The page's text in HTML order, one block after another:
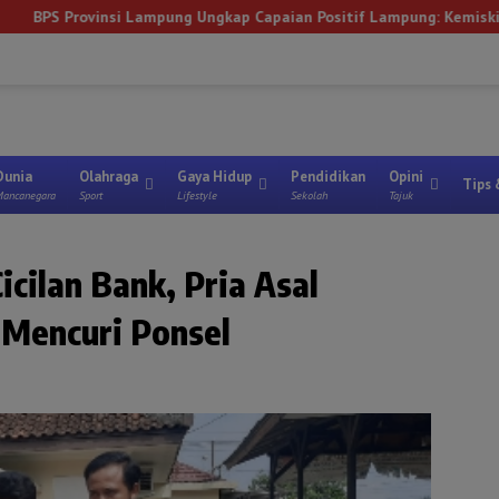
Ungkap Capaian Positif Lampung: Kemiskinan Turun, Inflasi
Olahraga
Sport
Gaya Hidup
Lifestyle
Pendidikan
Sekolah
Opini
Tajuk
Tips
Bank, Pria Asal
Ponsel